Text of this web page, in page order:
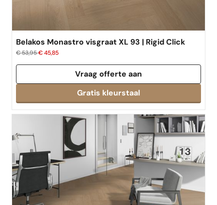
Belakos Monastro visgraat XL 93 | Rigid Click
€ 53,95€ 45,85
Vraag offerte aan